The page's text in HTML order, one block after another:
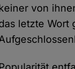
von
letzte Wort